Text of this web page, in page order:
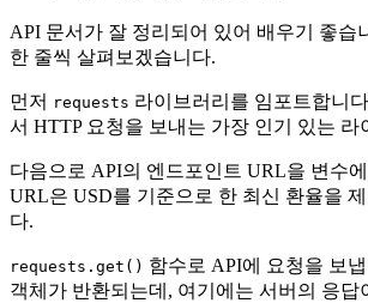
API 문서가 잘 정리되어 있어 배우기 좋습
한 줄씩 살펴보겠습니다.
먼저 requests 라이브러리를 임포트합니
서 HTTP 요청을 보내는 가장 인기 있는 라
다음으로 API의 엔드포인트 URL을 변수에
URL은 USD를 기준으로 한 최신 환율을
다.
requests.get() 함수로 API에 요청을 보냅
객체가 반환되는데, 여기에는 서버의 응답